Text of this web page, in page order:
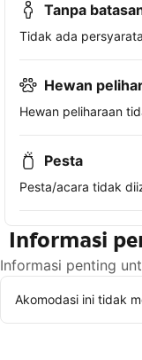
Tanpa
Tidak ada
Hewan
Hewan peliharaan
Pesta
Pesta/acara tidak
Informasi
Informasi penting
Akomodasi ini tidak